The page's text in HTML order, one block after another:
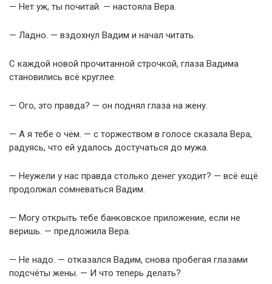
— Нет уж, ты почитай. — настояла Вера.
— Ладно. — вздохнул Вадим и начал читать.
С каждой новой прочитанной строчкой, глаза Вадима
становились всё круглее.
— Ого, это правда? — он поднял глаза на жену.
— А я тебе о чём. — с торжеством в голосе сказала Вера,
радуясь, что ей удалось достучаться до мужа.
— Неужели у нас правда столько денег уходит? — всё ещё
продолжал сомневаться Вадим.
— Могу открыть тебе банковское приложение, если не
веришь. — предложила Вера.
— Не надо. — отказался Вадим, снова пробегая глазами
подсчёты жены. — И что теперь делать?